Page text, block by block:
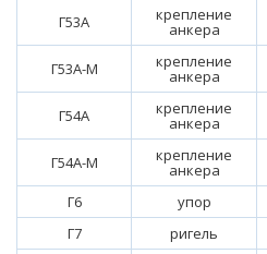
Г53А крепление
анкера
Г53А-М крепление
анкера
Г54А крепление
анкера
Г54А-М крепление
анкера
Г6
упор
Г7
ригель